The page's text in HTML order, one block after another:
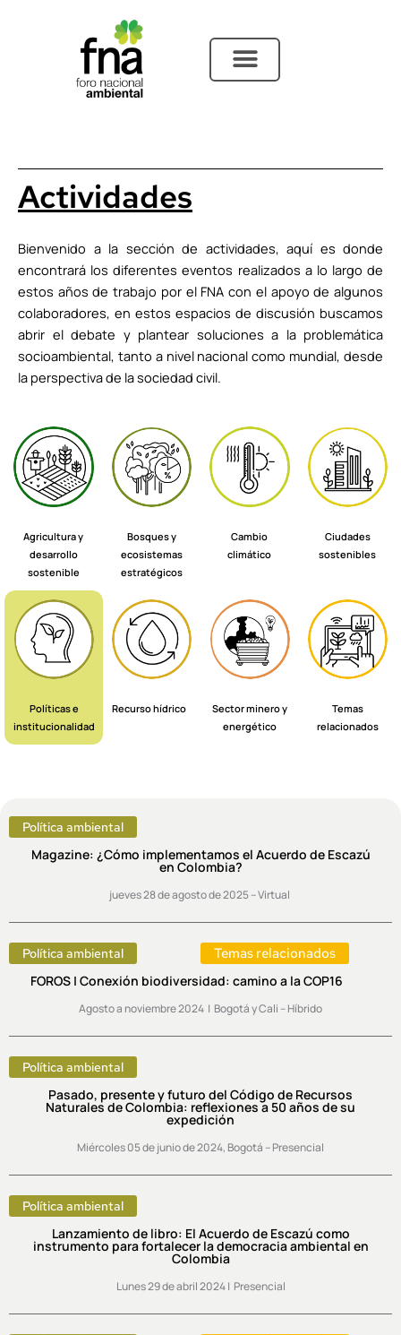
Actividades
Bienvenido a la sección de actividades, aquí es donde
encontrará los diferentes eventos realizados a lo largo de
estos años de trabajo por el FNA con el apoyo de algunos
colaboradores, en estos espacios de discusión buscamos
abrir el debate y plantear soluciones a la problemática
socioambiental, tanto a nivel nacional como mundial, desde
la perspectiva de la sociedad civil.
Agricultura y
desarrollo
sostenible
Bosques y
ecosistemas
estratégicos
Cambio
climático
Ciudades
sostenibles
Políticas e
institucionalidad
Recurso hídrico
Sector minero y
energético
Temas
relacionados
Política ambiental
Magazine: ¿Cómo implementamos el Acuerdo de Escazú
en Colombia?
jueves 28 de agosto de 2025 – Virtual
Política ambiental
Temas relacionados
FOROS | Conexión biodiversidad: camino a la COP16
Agosto a noviembre 2024 | Bogotá y Cali – Híbrido
Política ambiental
Pasado, presente y futuro del Código de Recursos
Naturales de Colombia: reflexiones a 50 años de su
expedición
Miércoles 05 de junio de 2024, Bogotá – Presencial
Política ambiental
Lanzamiento de libro: El Acuerdo de Escazú como
instrumento para fortalecer la democracia ambiental en
Colombia
Lunes 29 de abril 2024 | Presencial